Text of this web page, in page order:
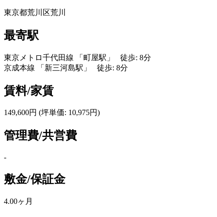
東京都荒川区荒川
最寄駅
東京メトロ千代田線 「町屋駅」 徒歩: 8分
京成本線 「新三河島駅」 徒歩: 8分
賃料/家賃
149,600円 (坪単価: 10,975円)
管理費/共営費
-
敷金/保証金
4.00ヶ月